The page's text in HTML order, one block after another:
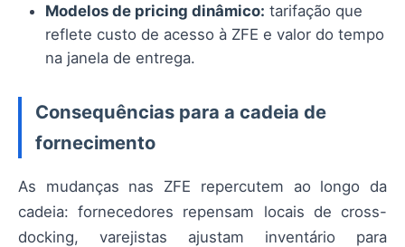
Modelos de pricing dinâmico: tarifação que
reflete custo de acesso à ZFE e valor do tempo
na janela de entrega.
Consequências para a cadeia de
fornecimento
As mudanças nas ZFE repercutem ao longo da
cadeia: fornecedores repensam locais de cross-
docking, varejistas ajustam inventário para